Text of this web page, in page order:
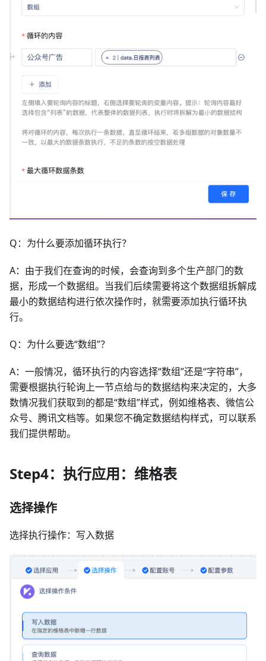
Q：为什么要添加循环执行？
A：由于我们在查询的时候，会查询到多个生产部门的数
据，形成一个数据组。当我们后续需要将这个数据组拆解成
最小的数据结构进行依次操作时，就需要添加执行循环执
行。
Q：为什么要选“数组”？
A：一般情况，循环执行的内容选择“数组”还是“字符串”，
需要根据执行轮询上一节点给与的数据结构来决定的，大多
数情况我们获取到的都是“数组”样式，例如维格表、微信公
众号、腾讯文档等。如果您不确定数据结构样式，可以联系
我们提供帮助。
Step4：执行应用：维格表
选择操作
选择执行操作：写入数据